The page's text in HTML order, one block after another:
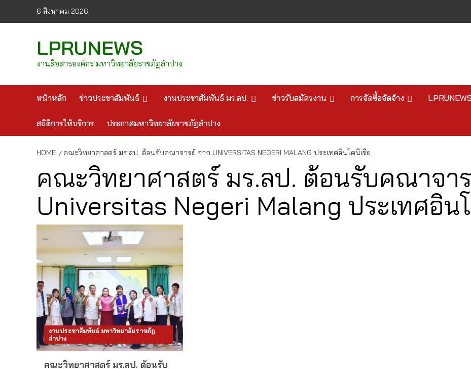
6 สิงหาคม 2026
LPRUNEWS
งานสื่อสารองค์กร มหาวิทยาลัยราชภัฏลำปาง
หน้าหลัก ข่าวประชาสัมพันธ์ งานประชาสัมพันธ์ มร.ลป. ข่าวรับสมัครงาน การจัดซื้อจัดจ้าง
สถิติการให้บริการ ประกาศมหาวิทยาลัยราชภัฏลำปาง
HOME คณะวิทยาศาสตร์ มร.ลป. ต้อนรับคณาจารย์ จาก UNIVERSITAS NEGERI MALANG ประเทศอินโดนีเซีย
คณะวิทยาศาสตร์ มร.ลป. ต้อนรับคณาจา
Universitas Negeri Malang ประเทศอิน
งานประชาสัมพันธ์ มหาวิทยาลัยราชภัฏ
ลำปาง
คณะวิทยาศาสตร์ มร.ลป. ต้อนรับ